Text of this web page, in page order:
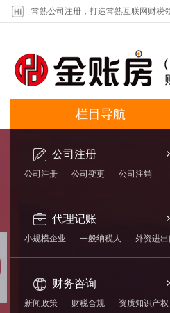
常熟公司注册，打造常熟互联网财税
栏目导航
公司注册
公司注册 公司变更 公司注销
代理记账
小规模企业 一般纳税人 外资进出
财务咨询
新闻政策 财税合规 资质知识产权